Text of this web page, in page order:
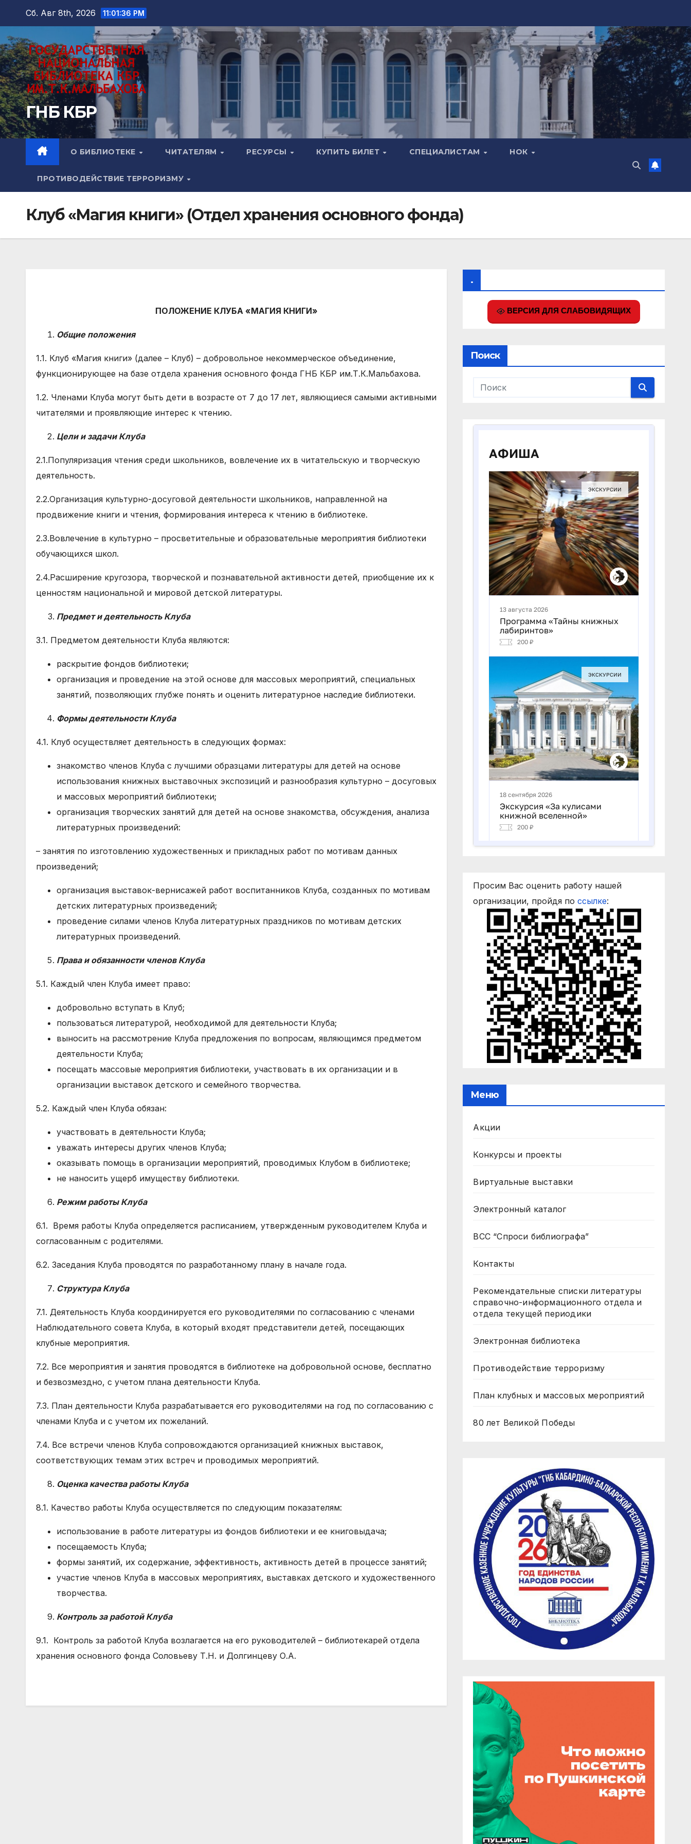
Перейти
содержимому
Сб. Авг 8th, 2026 11:01:37 PM
ГНБ КБР
О БИБЛИОТЕКЕ ЧИТАТЕЛЯМ РЕСУРСЫ КУПИТЬ БИЛЕТ СПЕЦИАЛИСТАМ НОК
ПРОТИВОДЕЙСТВИЕ ТЕРРОРИЗМУ
Клуб «Магия книги» (Отдел хранения основного фонда)
ПОЛОЖЕНИЕ КЛУБА«МАГИЯ КНИГИ»
Общие положения
1.1. Клуб «Магия книги» (далее – Клуб) – добровольное некоммерческое объединение,
функционирующее на базе отдела хранения основного фонда ГНБ КБР им.Т.К.Мальбахова.
1.2. Членами Клуба могут быть дети в возрасте от 7 до 17 лет, являющиеся самыми активными
читателями и проявляющие интерес к чтению.
Цели и задачи Клуба
2.1.Популяризация чтения среди школьников, вовлечение их в читательскую и творческую
деятельность.
2.2.Организация культурно-досуговой деятельности школьников, направленной на
продвижение книги и чтения, формирования интереса к чтению в библиотеке.
2.3.Вовлечение в культурно – просветительные и образовательные мероприятия библиотеки
обучающихся школ.
2.4.Расширение кругозора, творческой и познавательной активности детей, приобщение их к
ценностям национальной и мировой детской литературы.
Предмет и деятельность Клуба
3.1. Предметом деятельности Клуба являются:
раскрытие фондов библиотеки;
организация и проведение на этой основе для массовых мероприятий, специальных
занятий, позволяющих глубже понять и оценить литературное наследие библиотеки.
Формы деятельности Клуба
4.1. Клуб осуществляет деятельность в следующих формах:
знакомство членов Клуба с лучшими образцами литературы для детей на основе
использования книжных выставочных экспозиций и разнообразия культурно – досуговых
и массовых мероприятий библиотеки;
организация творческих занятий для детей на основе знакомства, обсуждения, анализа
литературных произведений:
– занятия по изготовлению художественных и прикладных работ по мотивам данных
произведений;
организация выставок-вернисажей работ воспитанников Клуба, созданных по мотивам
детских литературных произведений;
проведение силами членов Клуба литературных праздников по мотивам детских
литературных произведений.
Права и обязанности членов Клуба
5.1. Каждый член Клуба имеет право:
добровольно вступать в Клуб;
пользоваться литературой, необходимой для деятельности Клуба;
выносить на рассмотрение Клуба предложения по вопросам, являющимся предметом
деятельности Клуба;
посещать массовые мероприятия библиотеки, участвовать в их организации и в
организации выставок детского и семейного творчества.
5.2. Каждый член Клуба обязан:
участвовать в деятельности Клуба;
уважать интересы других членов Клуба;
оказывать помощь в организации мероприятий, проводимых Клубом в библиотеке;
не наносить ущерб имуществу библиотеки.
Режим работы Клуба
6.1. Время работы Клуба определяется расписанием, утвержденным руководителем Клуба и
согласованным с родителями.
6.2. Заседания Клуба проводятся по разработанному плану в начале года.
Структура Клуба
7.1. Деятельность Клуба координируется его руководителями по согласованию с членами
Наблюдательного совета Клуба, в который входят представители детей, посещающих
клубные мероприятия.
7.2. Все мероприятия и занятия проводятся в библиотеке на добровольной основе, бесплатно
и безвозмездно, с учетом плана деятельности Клуба.
7.3. План деятельности Клуба разрабатывается его руководителями на год по согласованию с
членами Клуба и с учетом их пожеланий.
7.4. Все встречи членов Клуба сопровождаются организацией книжных выставок,
соответствующих темам этих встреч и проводимых мероприятий.
Оценка качества работы Клуба
8.1. Качество работы Клуба осуществляется по следующим показателям:
использование в работе литературы из фондов библиотеки и ее книговыдача;
посещаемость Клуба;
формы занятий, их содержание, эффективность, активность детей в процессе занятий;
участие членов Клуба в массовых мероприятиях, выставках детского и художественного
творчества.
Контроль за работой Клуба
9.1. Контроль за работой Клуба возлагается на его руководителей – библиотекарей отдела
хранения основного фонда Соловьеву Т.Н. и Долгинцеву О.А.
.
ВЕРСИЯ ДЛЯ СЛАБОВИДЯЩИХ
Поиск
Просим Вас оценить работу нашей
организации, пройдя поссылке:
Меню
Акции
Конкурсы и проекты
Виртуальные выставки
Электронный каталог
ВСС “Спроси библиографа”
Контакты
Рекомендательные списки литературы
справочно-информационного отдела и
отдела текущей периодики
Электронная библиотека
Противодействие терроризму
План клубных и массовых мероприятий
80 лет Великой Победы